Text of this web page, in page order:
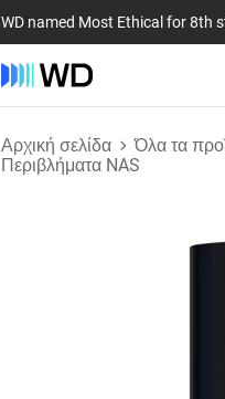
WD named Most Ethical for 8th
Αρχική σελίδα Όλα τα
Περιβλήματα NAS